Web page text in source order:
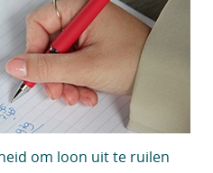
om loon uit te ruilen